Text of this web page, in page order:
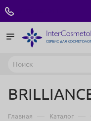
Главная — Каталог —